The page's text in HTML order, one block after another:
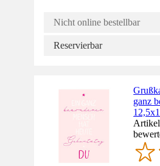
Nicht online bestellbar
Reservierbar
ganz